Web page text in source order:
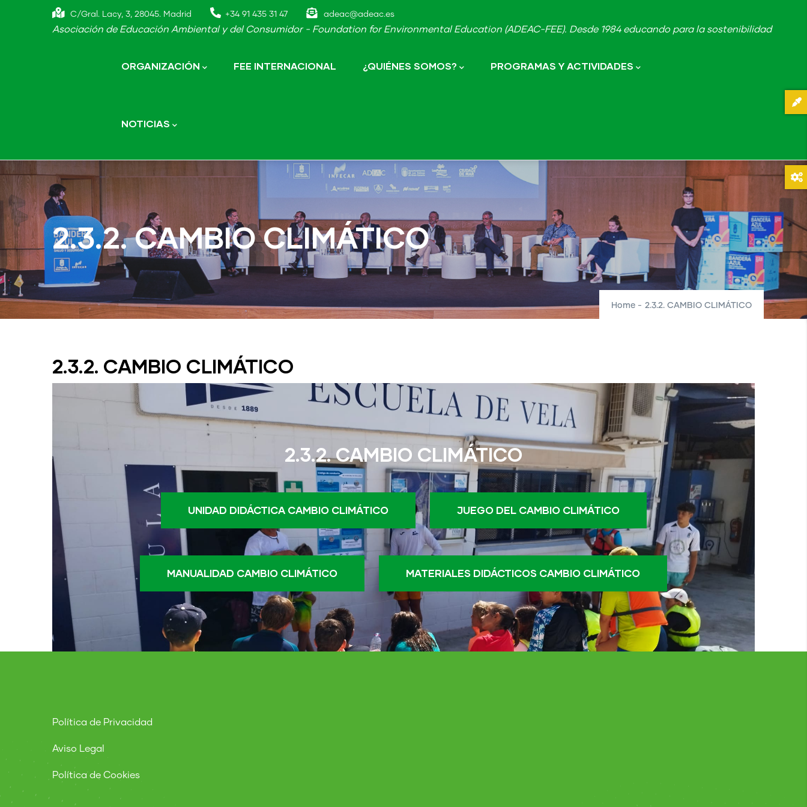
C/Gral. Lacy, 3, 28045. Madrid +34 91 435 31 47 adeac@adeac.es
Asociación de Educación Ambiental y del Consumidor - Foundation for Environmental Education (ADEAC-FEE). Desde 1984 educando para la sostenibilidad
navigation
ORGANIZACIÓN FEE INTERNACIONAL ¿QUIÉNES SOMOS? PROGRAMAS Y ACTIVIDADES
NOTICIAS
2.3.2. CAMBIO CLIMÁTICO
Home - 2.3.2. CAMBIO CLIMÁTICO
2.3.2. CAMBIO CLIMÁTICO
2.3.2. CAMBIO CLIMÁTICO
UNIDAD DIDÁCTICA CAMBIO CLIMÁTICO JUEGO DEL CAMBIO CLIMÁTICO
MANUALIDAD CAMBIO CLIMÁTICO MATERIALES DIDÁCTICOS CAMBIO CLIMÁTICO
Política de Privacidad
Aviso Legal
Política de Cookies